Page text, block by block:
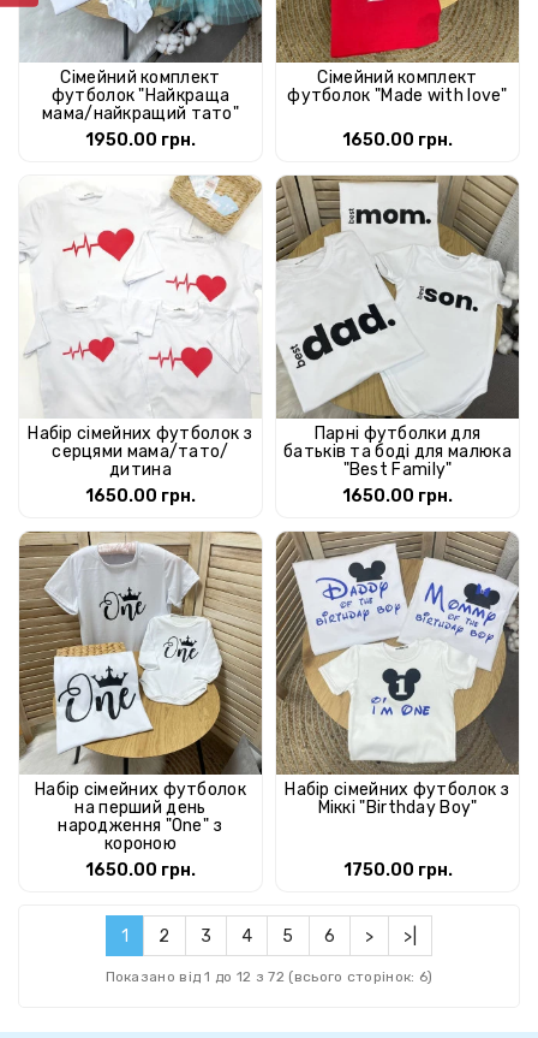
Сімейний комплект
футболок "Найкраща
мама/найкращий тато"
1950.00 грн.
Сімейний комплект
футболок "Made with love"
1650.00 грн.
Набір сімейних футболок з
серцями мама/тато/
дитина
1650.00 грн.
Парні футболки для
батьків та боді для малюка
"Best Family"
1650.00 грн.
Набір сімейних футболок
на перший день
народження "One" з
короною
1650.00 грн.
Набір сімейних футболок з
Міккі "Birthday Boy"
1750.00 грн.
1 2 3 4 5 6 > >|
Показано від 1 до 12 з 72 (всього сторінок: 6)